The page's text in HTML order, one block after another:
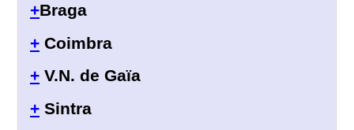
+Braga
+ Coimbra
+ V.N. de Gaïa
+ Sintra